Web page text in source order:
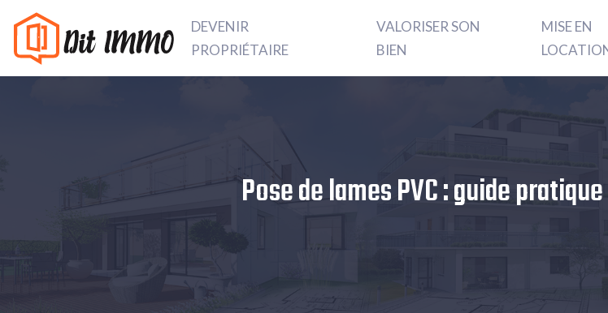
DEVENIR
PROPRIÉTAIRE
VALORISER SON
BIEN
MISE EN
Pose de lames PVC : guide